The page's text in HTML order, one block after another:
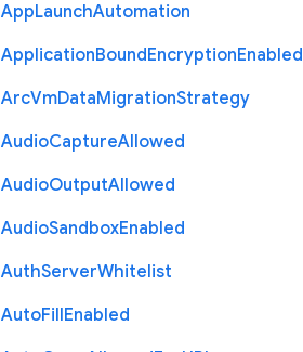
AppLaunchAutomation
ApplicationBoundEncryptionEnabled
ArcVmDataMigrationStrategy
AudioCaptureAllowed
AudioOutputAllowed
AudioSandboxEnabled
AuthServerWhitelist
AutoFillEnabled